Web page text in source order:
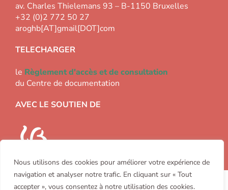
Nous utilisons des cookies pour améliorer votre expérience de
navigation et analyser notre trafic. En cliquant sur « Tout
accepter », vous consentez à notre utilisation des cookies.
av. Charles Thielemans 93 – B-1150 Bruxelles
+32 (0)2 772 50 27
aroghb[AT]gmail[DOT]com
TELECHARGER
le Règlement d'accès et de consultation
du Centre de documentation
AVEC LE SOUTIEN DE
Copyright 2000-2026 Office Généalogique et Héraldique de